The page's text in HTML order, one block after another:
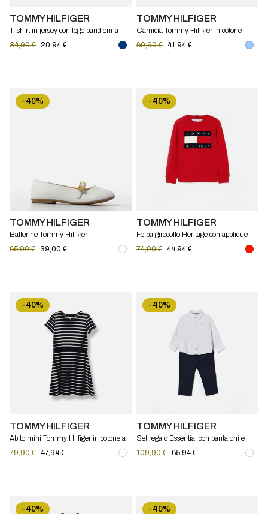
TOMMY HILFIGER
T-shirt in jersey con logo bandierina
Tommy Hilfiger
34,90 € 20,94 €
TOMMY HILFIGER
Camicia Tommy Hilfiger in cotone
69,90 € 41,94 €
-40%
TOMMY HILFIGER
Ballerine Tommy Hilfiger
65,00 €
39,00 €
-40%
TOMMY HILFIGER
Felpa girocollo Heritage con applique
logoTommy Hilfiger
74,90 € 44,94 €
-40%
TOMMY HILFIGER
Abito mini Tommy Hilfiger in cotone a
righe
79,90 € 47,94 €
-40%
TOMMY HILFIGER
Set regalo Essential con pantaloni e
camicia Tommy Hilfiger
109,90 € 65,94 €
-40% -40%